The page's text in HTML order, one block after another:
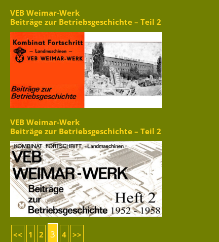
VEB Weimar-Werk
Beiträge zur Betriebsgeschichte – Teil 2
VEB Weimar-Werk
Beiträge zur Betriebsgeschichte – Teil 2
<< 1 2 3 4 >>